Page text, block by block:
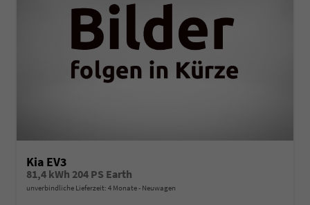
Kia EV3
81,4 kWh 204 PS Earth
unverbindliche Lieferzeit: 4 Monate Neuwagen